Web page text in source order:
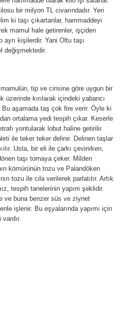
bir milyon TL civarındadır. Yeri
ki taşı çıkartanlar, hammaddeyi
mamul hale getirenler, işçiden
kişilerdir. Yani Oltu taşı
değişmektedir.
tip ve cinsine göre uygun bir
kırılarak içindeki yabancı
aşamada taş çok fire verir. Öyle ki
ortalama yedi tespih çıkar. Keserle
yontularak lobut haline getirilir.
ile teker teker delinir. Delinen taşlar
Usta, bir eli ile çarkı çevirirken,
taşı tornaya çeker. Milden
kömürünün tozu ve Palandöken
tozu ile cila verilerek parlatılır. Artık
tespih tanelerinin yapım şeklidir.
ve buna benzer süs ve ziynet
işlenir. Bu eşyalarında yapımı için